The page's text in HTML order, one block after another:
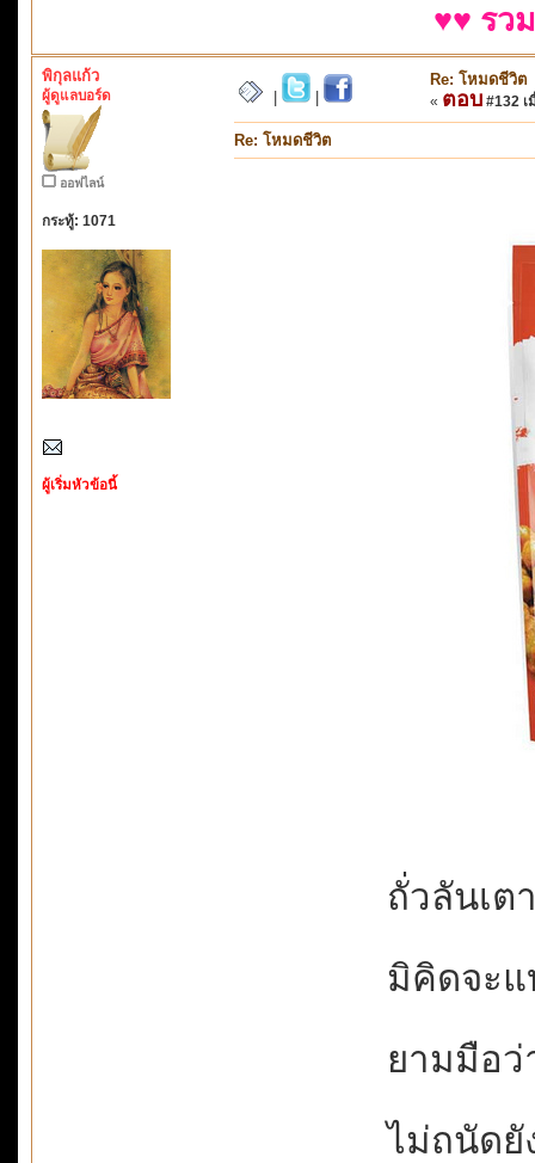
♥♥ รว
พิกุลแก้ว
ผู้ดูแลบอร์ด
ออฟไลน์
กระทู้: 1071
ผู้เริ่มหัวข้อนี้
Re: โหมดชีวิต
« ตอบ #132 เ
Re: โหมดชีวิต
ถั่วลันเต
มิคิดจะแ
ยามมือว่
ไม่ถนัดยั